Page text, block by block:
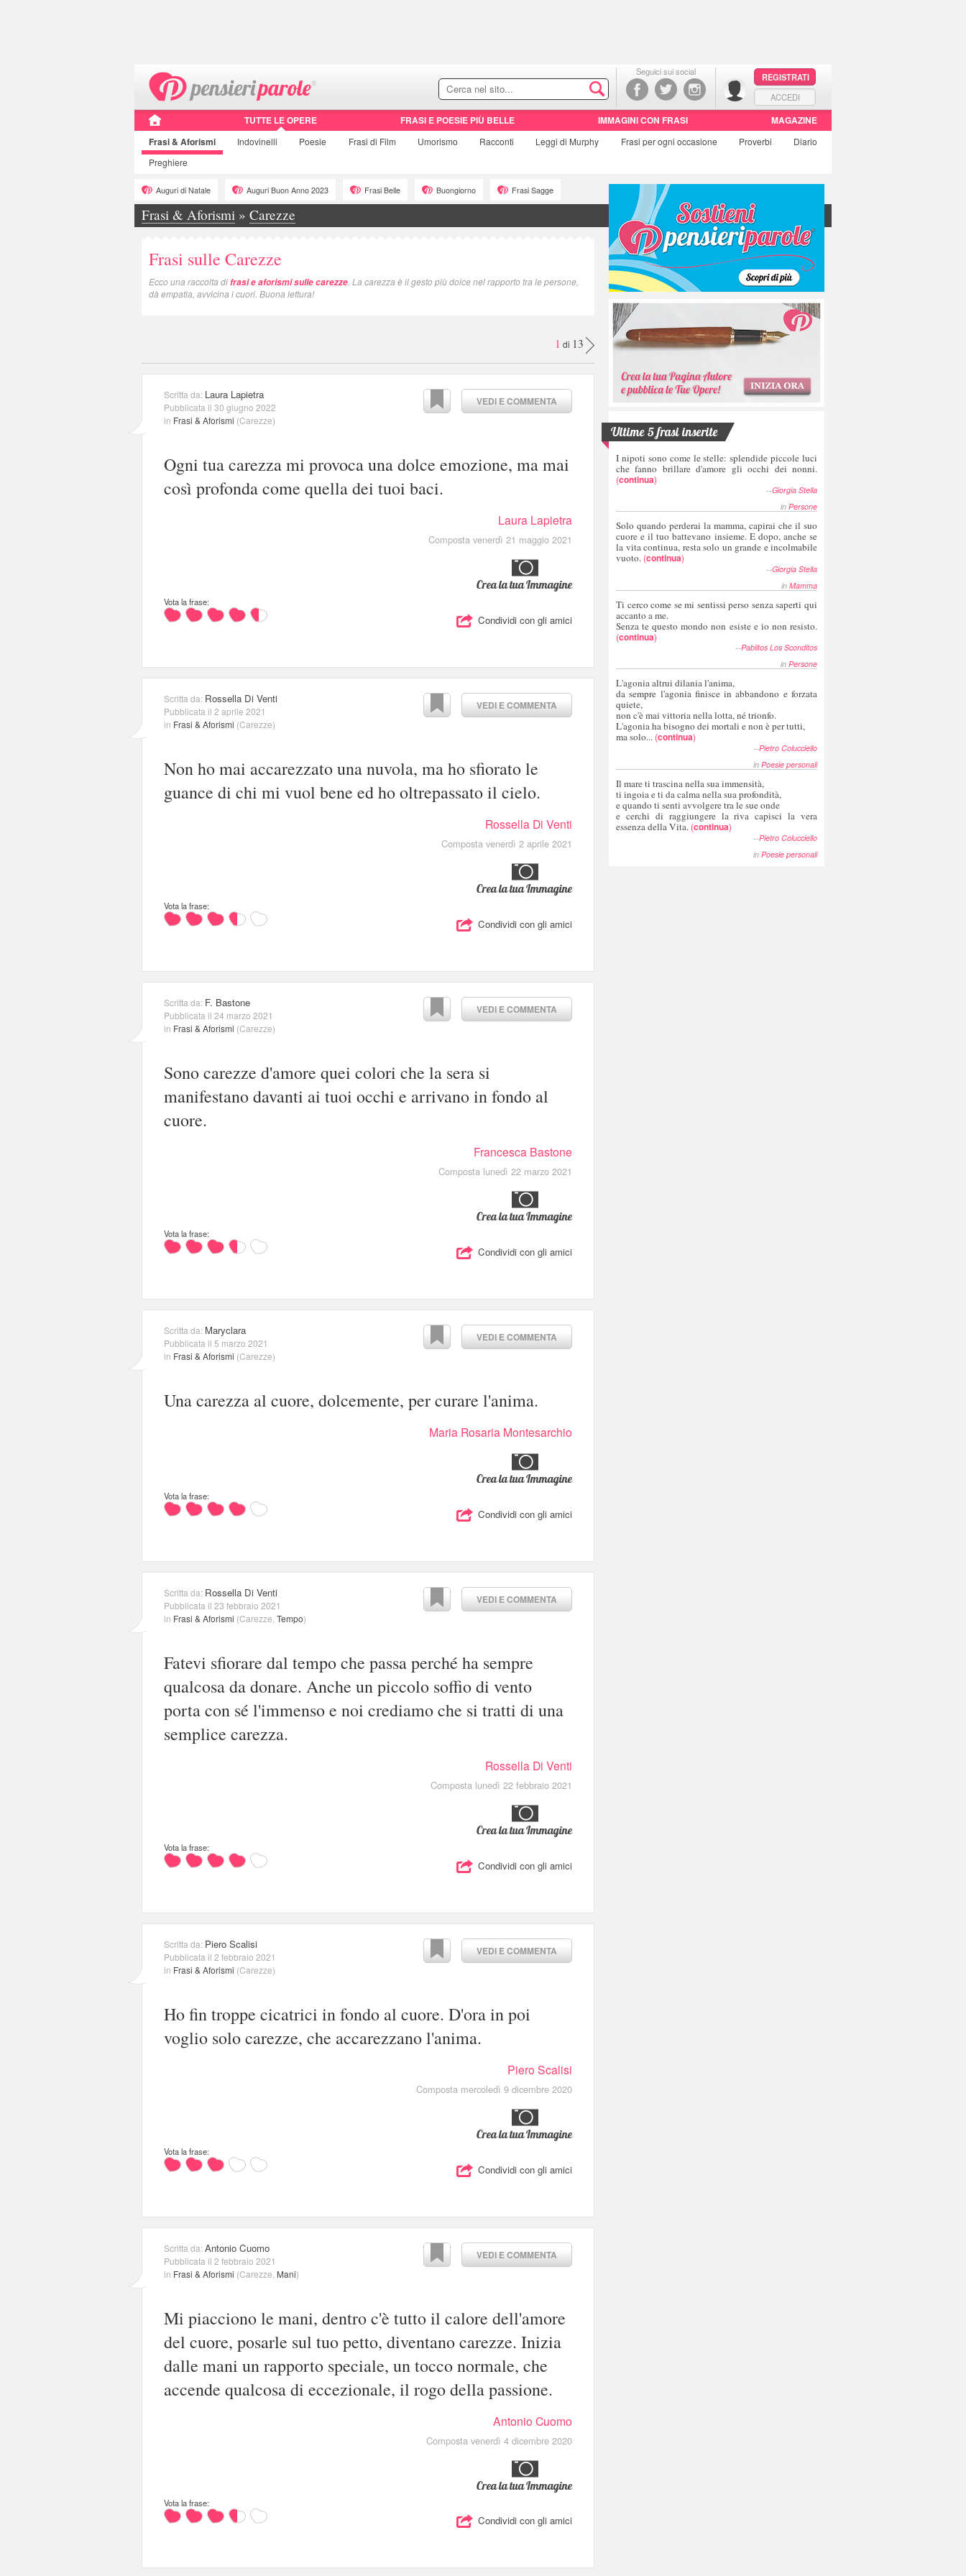
Seguici sui social
REGISTRATI
ACCEDI
TUTTE LE OPERE FRASI E POESIE PIÙ BELLE IMMAGINI CON FRASI
MAGAZINE
Frasi& Aforismi Indovinelli Poesie Frasi di Film Umorismo Racconti Leggi di Murphy Frasi per ogni occasione Proverbi
Diario
Preghiere
Auguri di Natale Auguri Buon Anno 2023 Frasi Belle Buongiorno Frasi Sagge
Frasi & Aforismi » Carezze
Frasi sulle Carezze
Ecco una raccolta difrasi e aforismi sulle carezze . La carezza è il gesto più dolce nel rapporto tra le persone,
dà empatia, avvicina i cuori. Buona lettura!
1 di 13
VEDI E COMMENTA
Scritta da: Laura Lapietra
Pubblicata il 30 giugno 2022
in Frasi & Aforismi (Carezze)
Ogni tua carezza mi provoca una dolce emozione, ma mai
così profonda come quella dei tuoi baci.
Laura Lapietra
Composta venerdì 21 maggio 2021
Crea la tua Immagine
Vota la frase:
Condividi con gli amici
VEDI E COMMENTA
Scritta da: Rossella Di Venti
Pubblicata il 2 aprile 2021
in Frasi & Aforismi (Carezze)
Non ho mai accarezzato una nuvola, ma ho sfiorato le
guance di chi mi vuol bene ed ho oltrepassato il cielo.
Rossella Di Venti
Composta venerdì 2 aprile 2021
Crea la tua Immagine
Vota la frase:
Condividi con gli amici
VEDI E COMMENTA
Scritta da: F. Bastone
Pubblicata il 24 marzo 2021
in Frasi & Aforismi (Carezze)
Sono carezze d'amore quei colori che la sera si
manifestano davanti ai tuoi occhi e arrivano in fondo al
cuore.
Francesca Bastone
Composta lunedì 22 marzo 2021
Crea la tua Immagine
Vota la frase:
Condividi con gli amici
VEDI E COMMENTA
Scritta da: Maryclara
Pubblicata il 5 marzo 2021
in Frasi & Aforismi (Carezze)
Una carezza al cuore, dolcemente, per curare l'anima.
Maria Rosaria Montesarchio
Crea la tua Immagine
Vota la frase:
Condividi con gli amici
VEDI E COMMENTA
Scritta da: Rossella Di Venti
Pubblicata il 23 febbraio 2021
in Frasi & Aforismi (Carezze Tempo)
Fatevi sfiorare dal tempo che passa perché ha sempre
qualcosa da donare. Anche un piccolo soffio di vento
porta con sé l'immenso e noi crediamo che si tratti di una
semplice carezza.
Rossella Di Venti
Composta lunedì 22 febbraio 2021
Crea la tua Immagine
Vota la frase:
Condividi con gli amici
VEDI E COMMENTA
Scritta da: Piero Scalisi
Pubblicata il 2 febbraio 2021
in Frasi & Aforismi (Carezze)
Ho fin troppe cicatrici in fondo al cuore. D'ora in poi
voglio solo carezze, che accarezzano l'anima.
Piero Scalisi
Composta mercoledì 9 dicembre 2020
Crea la tua Immagine
Vota la frase:
Condividi con gli amici
VEDI E COMMENTA
Scritta da:Antonio Cuomo
Pubblicata il 2 febbraio 2021
in Frasi & Aforismi (Carezze Mani)
Mi piacciono le mani, dentro c'è tutto il calore dell'amore
del cuore, posarle sul tuo petto, diventano carezze. Inizia
dalle mani un rapporto speciale, un tocco normale, che
accende qualcosa di eccezionale, il rogo della passione.
Antonio Cuomo
Composta venerdì 4 dicembre 2020
Crea la tua Immagine
Vota la frase:
Condividi con gli amici
Ultime 5 frasi inserite
I nipoti sono come le stelle: splendide piccole luci
che fanno brillare d'amore gli occhi dei nonni.
(continua)
--Giorgia Stella
in Persone
Solo quando perderai la mamma, capirai che il suo
cuore e il tuo battevano insieme. E dopo, anche se
la vita continua, resta solo un grande e incolmabile
vuoto. (continua)
--Giorgia Stella
in Mamma
Ti cerco come se mi sentissi perso senza saperti qui
accanto a me.
Senza te questo mondo non esiste e io non resisto.
(continua)
--Pablitos Los Sconditos
in Persone
L'agonia altrui dilania l'anima,
da sempre l'agonia finisce in abbandono e forzata
quiete,
non c'è mai vittoria nella lotta, né trionfo.
L'agonia ha bisogno dei mortali e non è per tutti,
ma solo... (continua)
--Pietro Colucciello
in Poesie personali
Il mare ti trascina nella sua immensità,
ti ingoia e ti da calma nella sua profondità,
e quando ti senti avvolgere tra le sue onde
e cerchi di raggiungere la riva capisci la vera
essenza della Vita. (continua)
--Pietro Colucciello
in Poesie personali